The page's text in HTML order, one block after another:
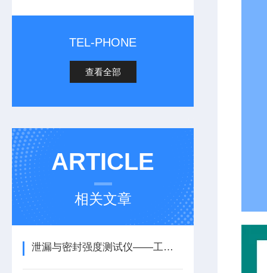
TEL-PHONE
查看全部
ARTICLE
相关文章
泄漏与密封强度测试仪——工作原理与执行标准